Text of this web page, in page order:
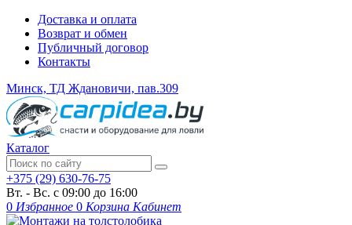
Доставка и оплата
Возврат и обмен
Публичный договор
Контакты
Минск, ТД Ждановичи, пав.309
Каталог
+375 (29) 630-76-75
Вт. - Вс. с 09:00 до 16:00
0 Избранное 0 Корзина Кабинет